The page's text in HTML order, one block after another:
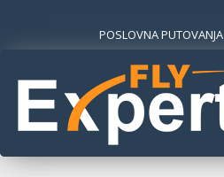
POSLOVNA PUTOVANJA